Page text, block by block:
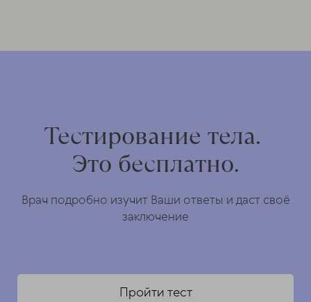
Тестирование тела.
Это бесплатно.
Врач подробно изучит Ваши ответы и даст своё
заключение
Пройти тест